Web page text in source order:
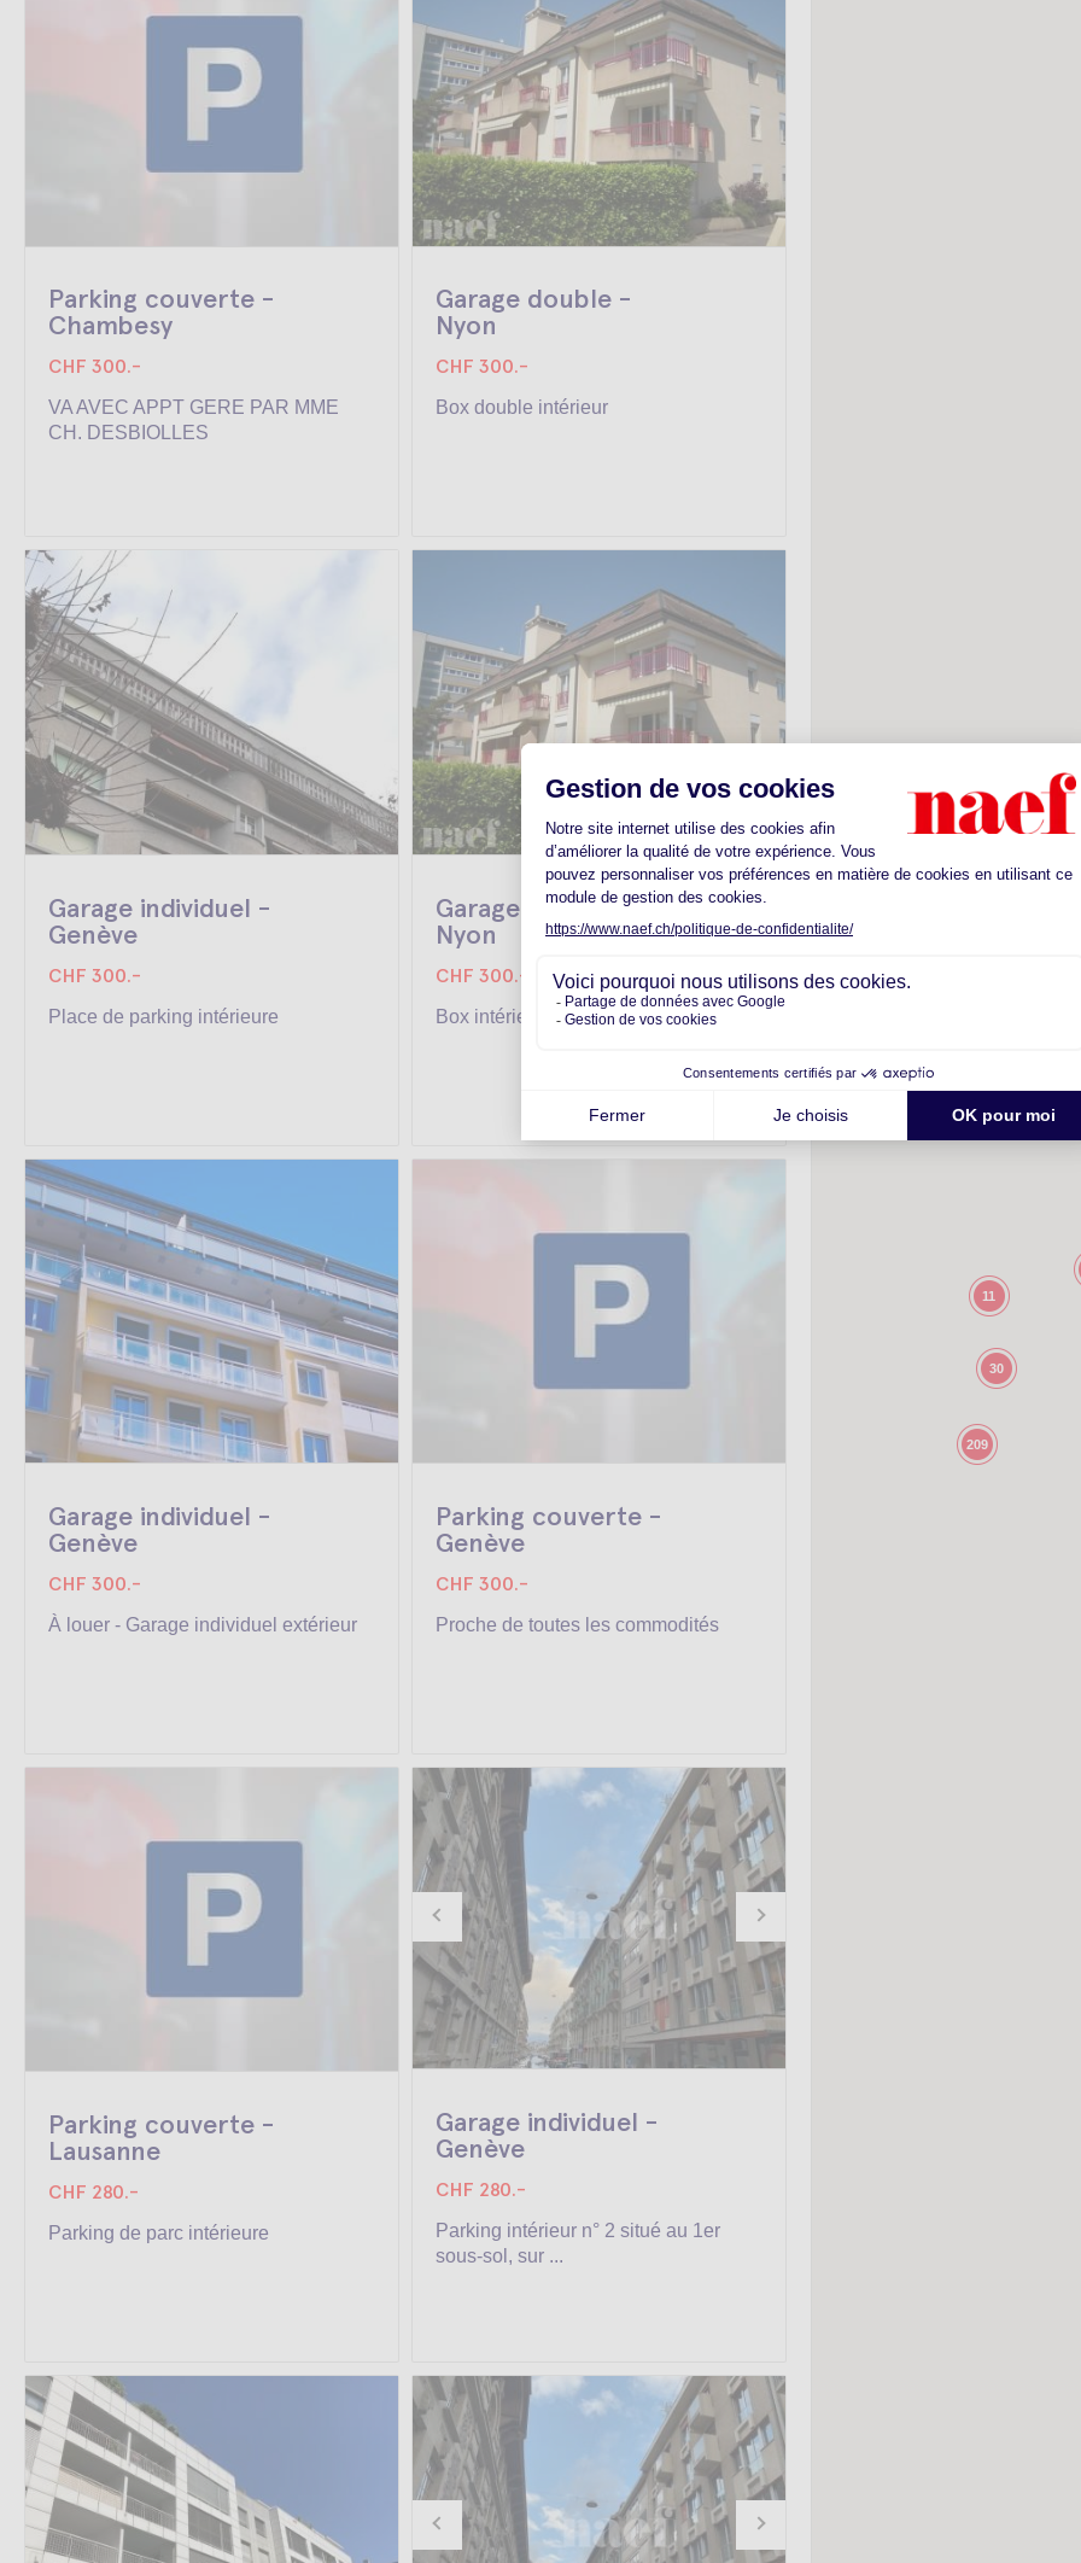
Parking couverte -
Chambesy
CHF 300.-
VA AVEC APPT GERE PAR MME
CH. DESBIOLLES
Garage double -
Nyon
CHF 300.-
Box double intérieur
Garage individuel -
Genève
CHF 300.-
Place de parking intérieure
Garage double -
Nyon
CHF 300.-
Box intérieur double n° 1
Garage individuel -
Genève
CHF 300.-
À louer - Garage individuel extérieur
Parking couverte -
Genève
CHF 300.-
Proche de toutes les commodités
Parking couverte -
Lausanne
CHF 280.-
Parking de parc intérieure
Garage individuel -
Genève
CHF 280.-
Parking intérieur n° 2 situé au 1er
sous-sol, sur ...
209
30
11